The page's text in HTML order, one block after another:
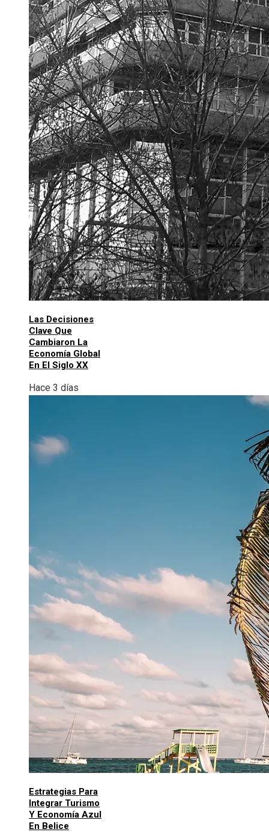
Las Decisiones
Clave Que
Cambiaron La
Economía Global
En El Siglo XX
Hace 3 días
Estrategias Para
Integrar Turismo
Y Economía Azul
En Belice